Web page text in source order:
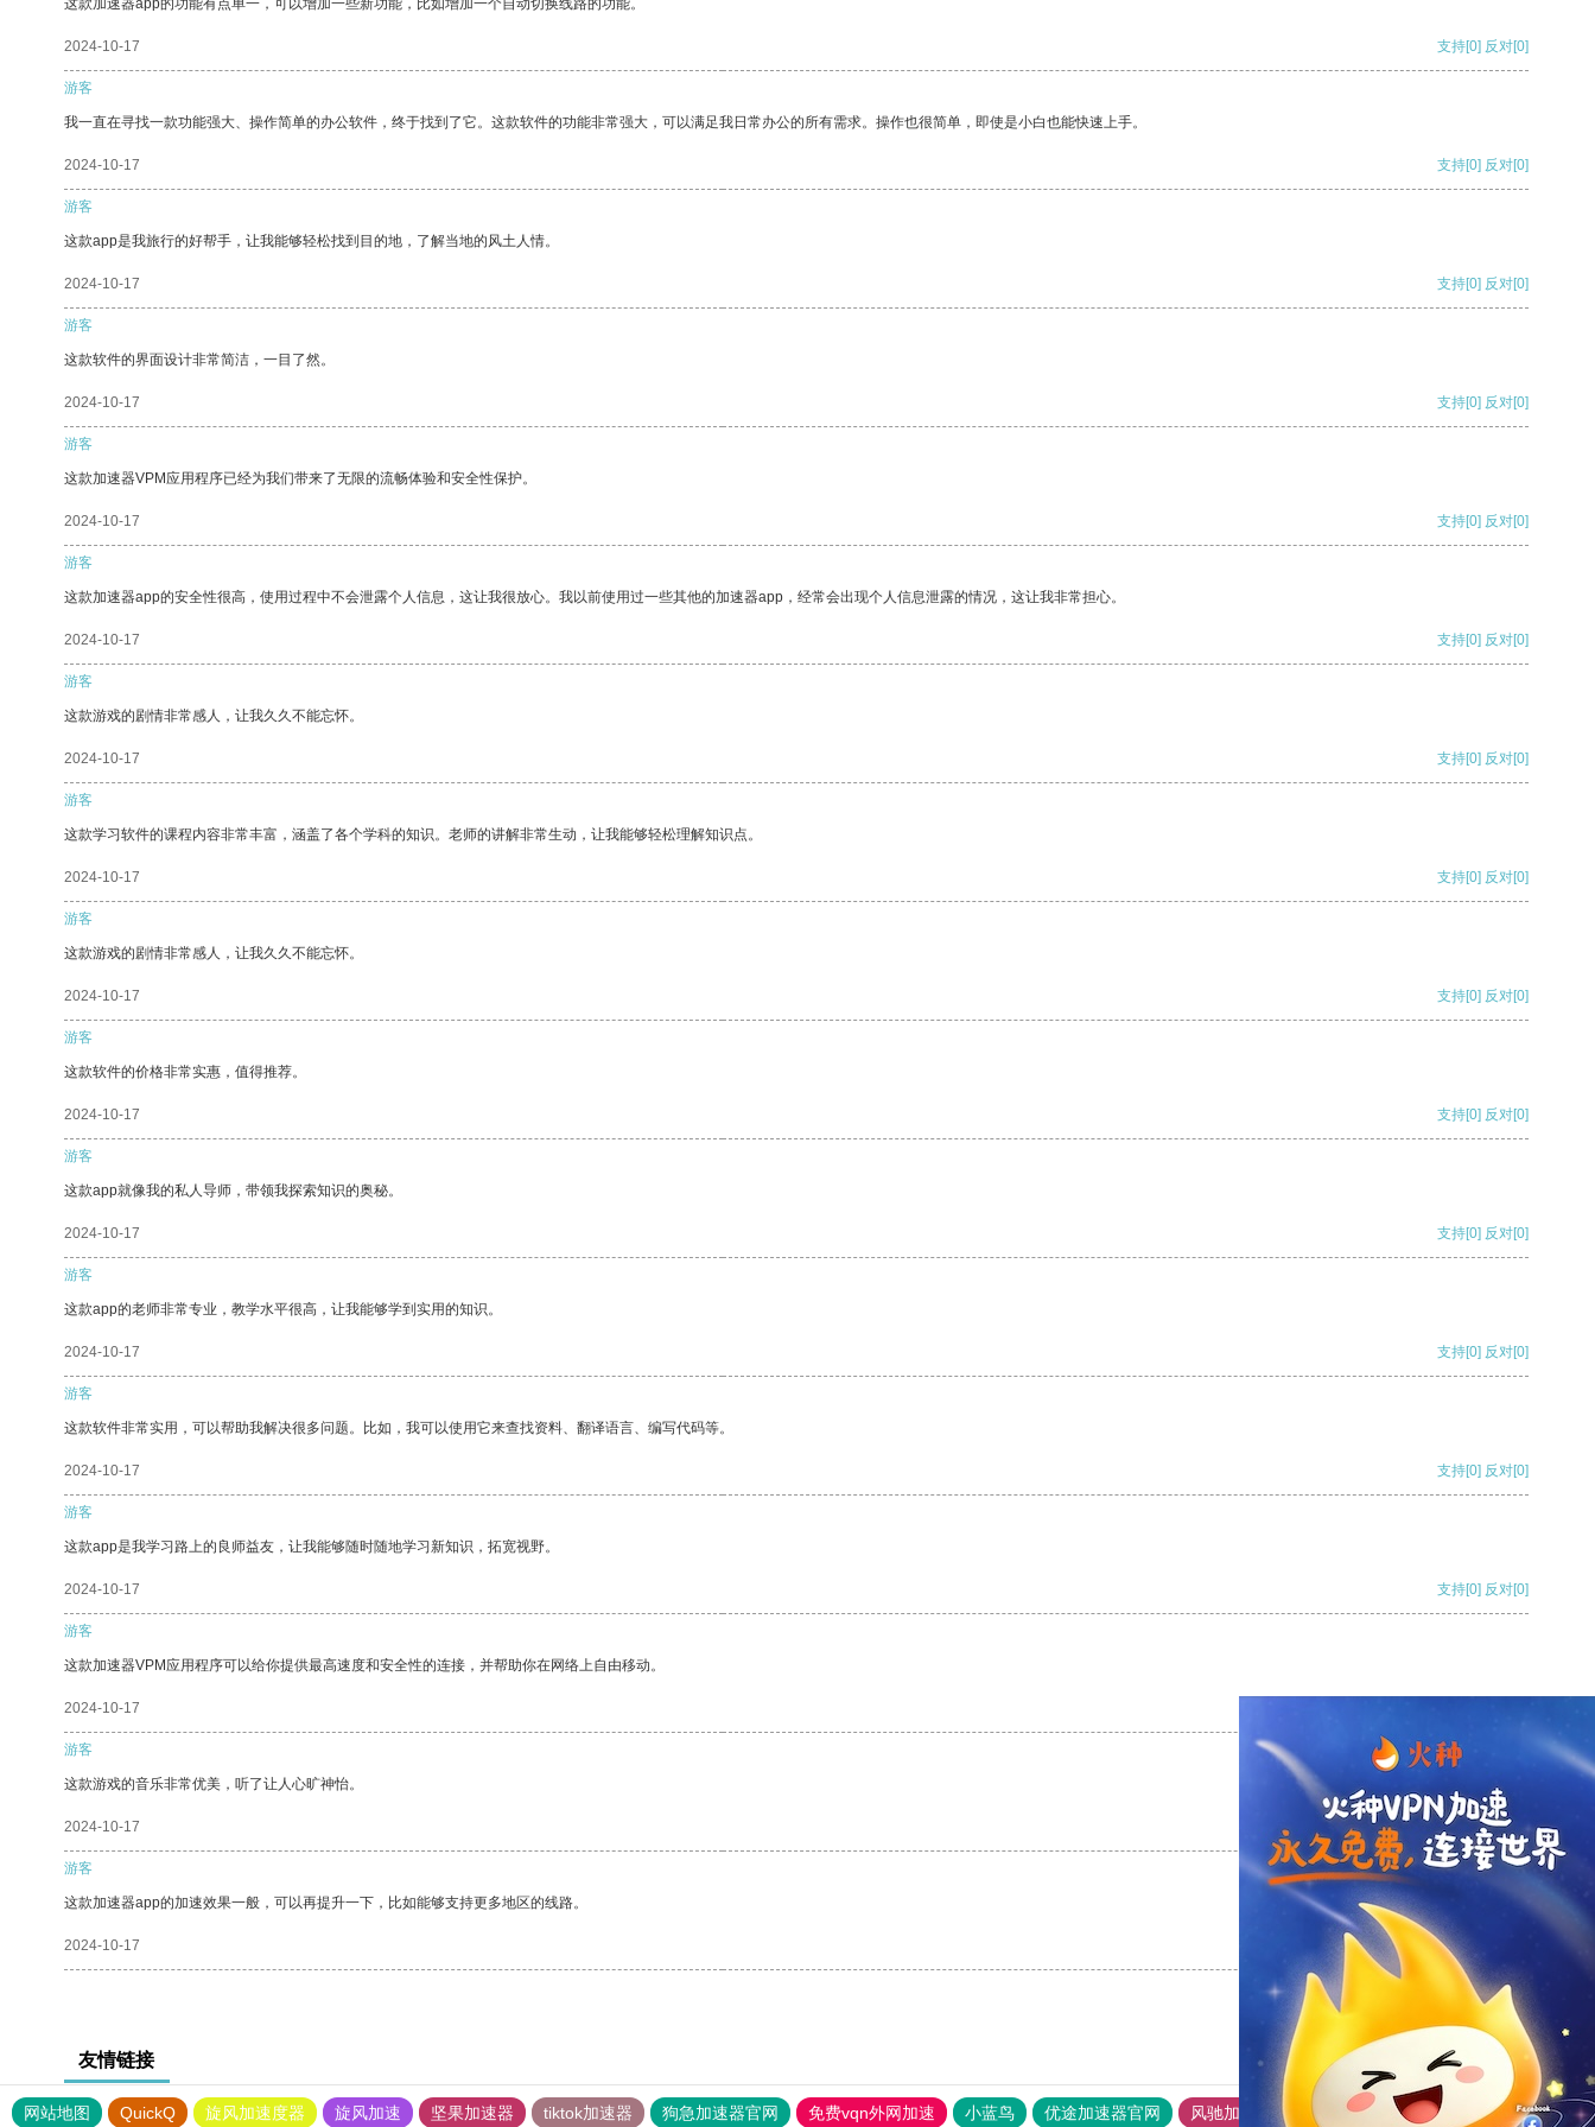
这款加速器app的功能有点单一，可以增加一些新功能，比如增加一个自动切换线路的功能。
2024-10-17 支持[0] 反对[0]
游客
我一直在寻找一款功能强大、操作简单的办公软件，终于找到了它。这款软件的功能非常强大，可以满足我日常办公的所有需求。操作也很简单，即使是小白也能快速上手。
2024-10-17 支持[0] 反对[0]
游客
这款app是我旅行的好帮手，让我能够轻松找到目的地，了解当地的风土人情。
2024-10-17 支持[0] 反对[0]
游客
这款软件的界面设计非常简洁，一目了然。
2024-10-17 支持[0] 反对[0]
游客
这款加速器VPM应用程序已经为我们带来了无限的流畅体验和安全性保护。
2024-10-17 支持[0] 反对[0]
游客
这款加速器app的安全性很高，使用过程中不会泄露个人信息，这让我很放心。我以前使用过一些其他的加速器app，经常会出现个人信息泄露的情况，这让我非常担心。
2024-10-17 支持[0] 反对[0]
游客
这款游戏的剧情非常感人，让我久久不能忘怀。
2024-10-17 支持[0] 反对[0]
游客
这款学习软件的课程内容非常丰富，涵盖了各个学科的知识。老师的讲解非常生动，让我能够轻松理解知识点。
2024-10-17 支持[0] 反对[0]
游客
这款游戏的剧情非常感人，让我久久不能忘怀。
2024-10-17 支持[0] 反对[0]
游客
这款软件的价格非常实惠，值得推荐。
2024-10-17 支持[0] 反对[0]
游客
这款app就像我的私人导师，带领我探索知识的奥秘。
2024-10-17 支持[0] 反对[0]
游客
这款app的老师非常专业，教学水平很高，让我能够学到实用的知识。
2024-10-17 支持[0] 反对[0]
游客
这款软件非常实用，可以帮助我解决很多问题。比如，我可以使用它来查找资料、翻译语言、编写代码等。
2024-10-17 支持[0] 反对[0]
游客
这款app是我学习路上的良师益友，让我能够随时随地学习新知识，拓宽视野。
2024-10-17 支持[0] 反对[0]
游客
这款加速器VPM应用程序可以给你提供最高速度和安全性的连接，并帮助你在网络上自由移动。
2024-10-17
游客
这款游戏的音乐非常优美，听了让人心旷神怡。
2024-10-17 支持 [0] 反对 [0]
游客
这款加速器app的加速效果一般，可以再提升一下，比如能够支持更多地区的线路。
2024-10-17 支持
友情链接
网站地图 QuickQ 旋风加速度器 旋风加速 坚果加速器 tiktok加速器 狗急加速器官网 免费vqn外网加速 小蓝鸟 优途加速器官网 风驰加速器 旋风加速器